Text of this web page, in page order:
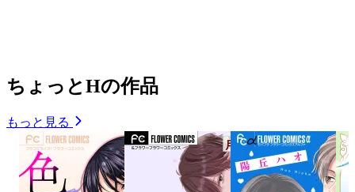
ちょっとHの作品
もっと見る